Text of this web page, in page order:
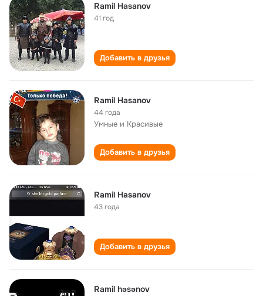
Ramil Hasanov
41 год
Добавить в друзья
Ramil Hasanov
44 года
Умные и Красивые
Добавить в друзья
Ramil Hasanov
43 года
Добавить в друзья
Ramil həsənov